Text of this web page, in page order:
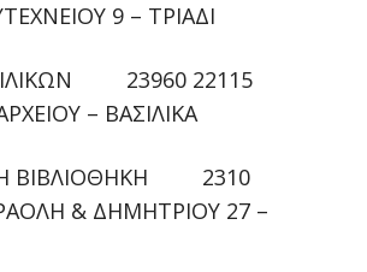
9 – ΤΡΙΑΔΙ
23960 22115
– ΒΑΣΙΛΙΚΑ
ΒΙΒΛΙΟΘΗΚΗ 2310
& ΔΗΜΗΤΡΙΟΥ 27 –